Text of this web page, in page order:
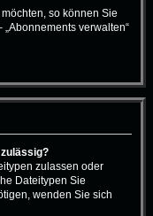
so können Sie
verwalten“
zulassen oder
Dateitypen Sie
wenden Sie sich